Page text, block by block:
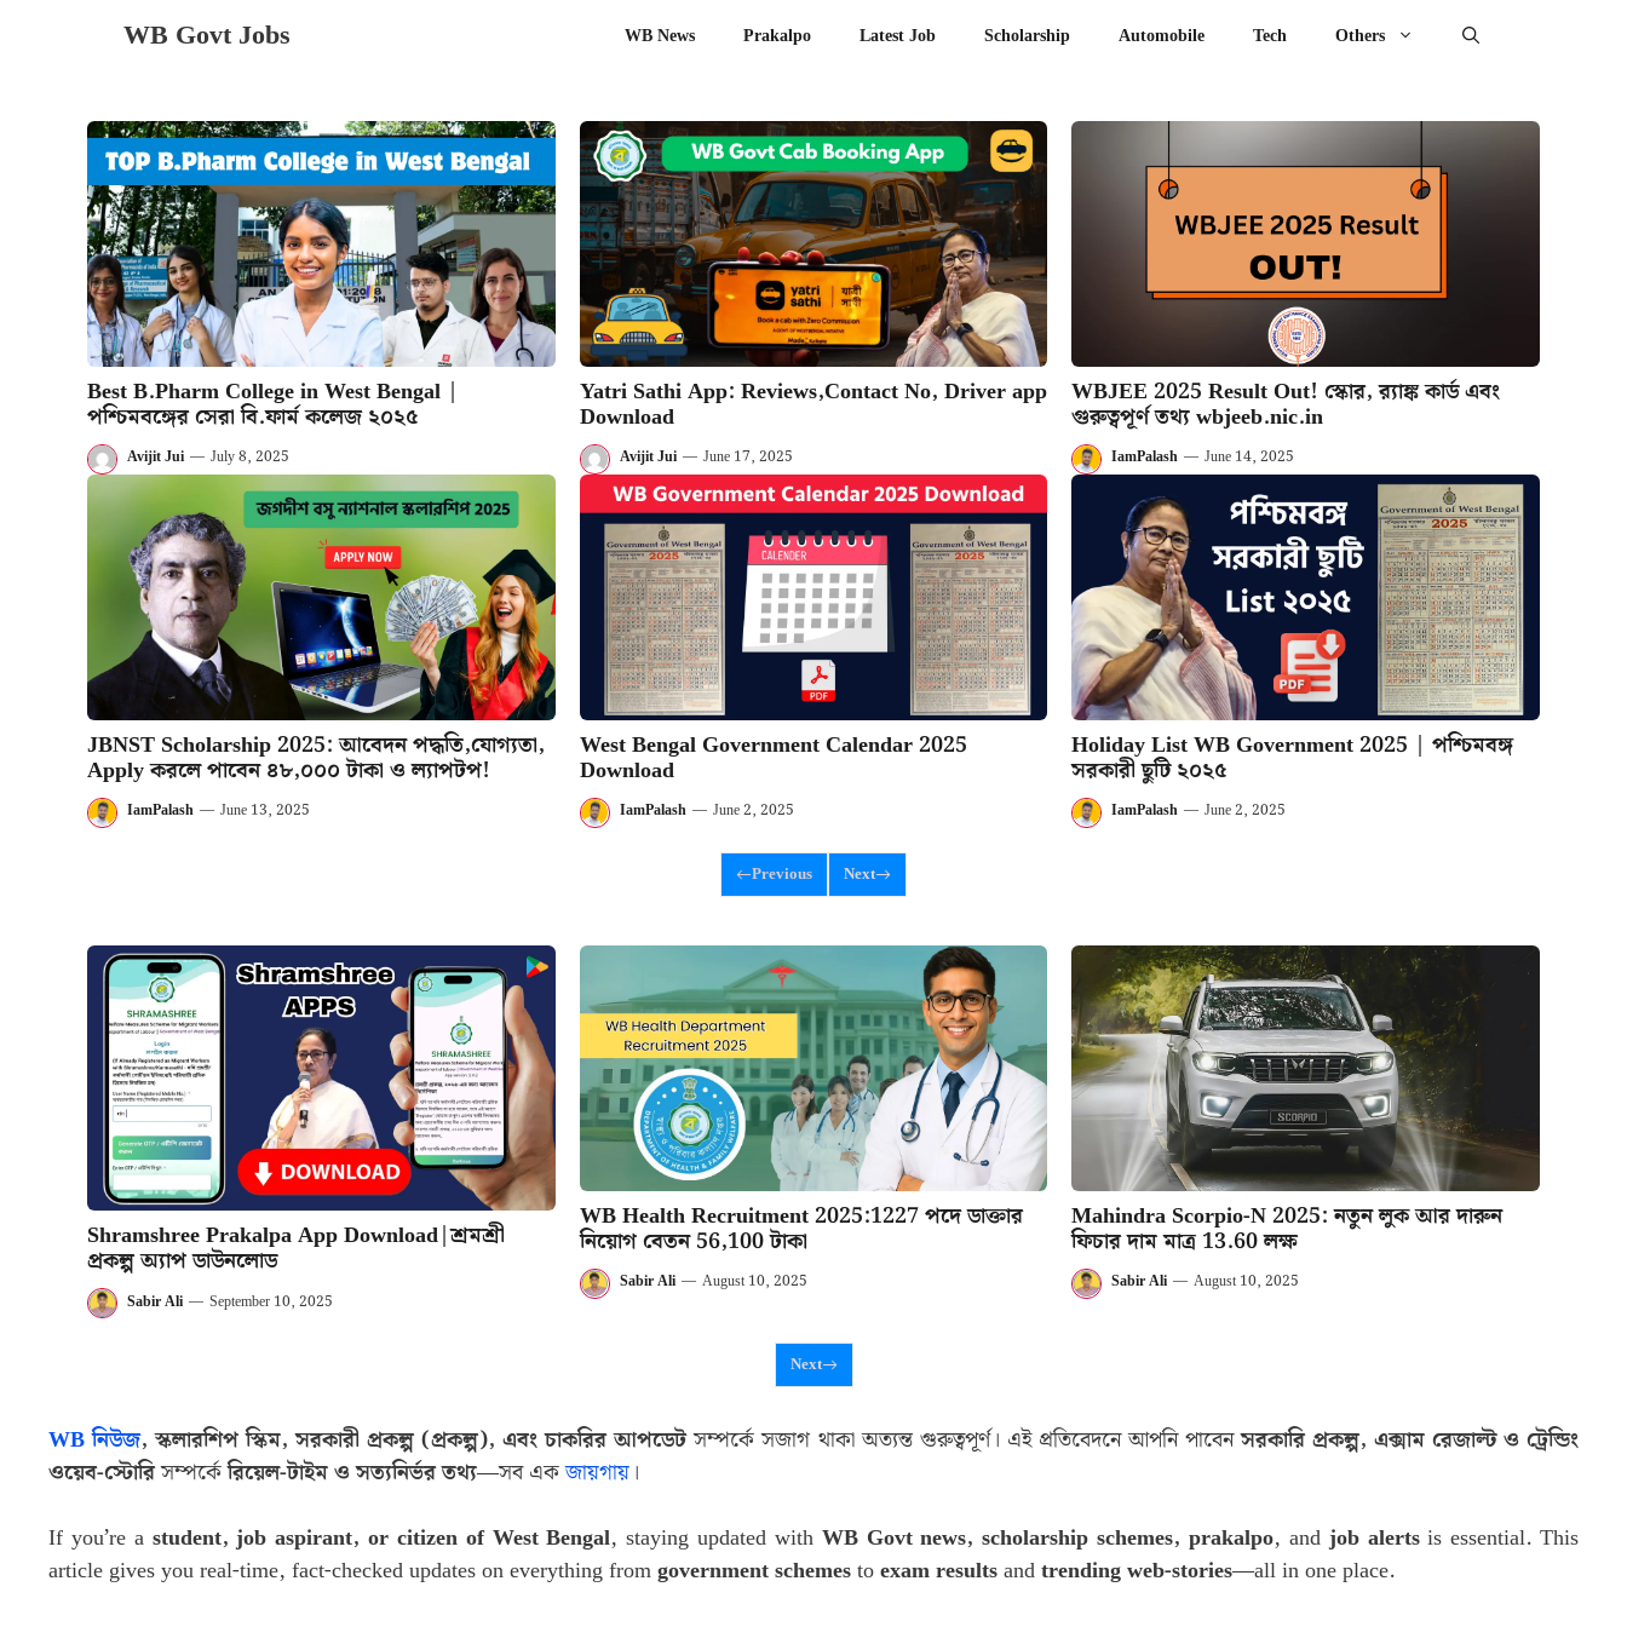
WB Govt Jobs WB News Prakalpo Latest Job​ Scholarship Automobile Tech Others
Best B.Pharm College in West Bengal |
পশ্চিমবঙ্গের সেরা বি.ফার্ম কলেজ ২০২৫
Avijit Jui — July 8, 2025
Yatri Sathi App: Reviews,Contact No, Driver app
Download
Avijit Jui — June 17, 2025
WBJEE 2025 Result Out! স্কোর, র‍্যাঙ্ক কার্ড এবং
গুরুত্বপূর্ণ তথ্য wbjeeb.nic.in
IamPalash — June 14, 2025
JBNST Scholarship 2025: আবেদন পদ্ধতি,যোগ্যতা,
Apply করলে পাবেন ৪৮,০০০ টাকা ও ল্যাপটপ!
IamPalash — June 13, 2025
West Bengal Government Calendar 2025
Download
IamPalash — June 2, 2025
Holiday List WB Government 2025 | পশ্চিমবঙ্গ
সরকারী ছুটি ২০২৫
IamPalash — June 2, 2025
Previous Next
Shramshree Prakalpa App Download|শ্রমশ্রী
প্রকল্প অ্যাপ ডাউনলোড
Sabir Ali — September 10, 2025
WB Health Recruitment 2025:1227 পদে ডাক্তার
নিয়োগ বেতন 56,100 টাকা
Sabir Ali — August 10, 2025
Mahindra Scorpio-N 2025: নতুন লুক আর দারুন
ফিচার দাম মাত্র 13.60 লক্ষ
Sabir Ali — August 10, 2025
Next
WB নিউজ, স্কলারশিপ স্কিম, সরকারী প্রকল্প (প্রকল্প), এবং চাকরির আপডেটসম্পর্কে সজাগ থাকা অত্যন্ত গুরুত্বপূর্ণ। এই প্রতিবেদনে আপনি পাবেনসরকারি প্রকল্প, এক্সাম রেজাল্ট ও ট্রেন্ডিং
ওয়েব-স্টোরিসম্পর্কেরিয়েল-টাইম ও সত্যনির্ভর তথ্য—সব একজায়গায়।
If you’re a student, job aspirant, or citizen of West Bengal, staying updated with WB Govt news, scholarship schemes, prakalpo, andjob alertsis essential. This
article gives you real-time, fact-checked updates on everything fromgovernment schemestoexam resultsandtrending web-stories—all in one place.